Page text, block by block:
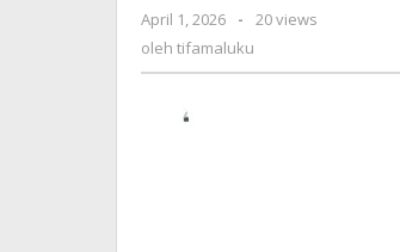
April 1, 2026
oleh
tifamaluku
-
20 views
oleh tifamaluku